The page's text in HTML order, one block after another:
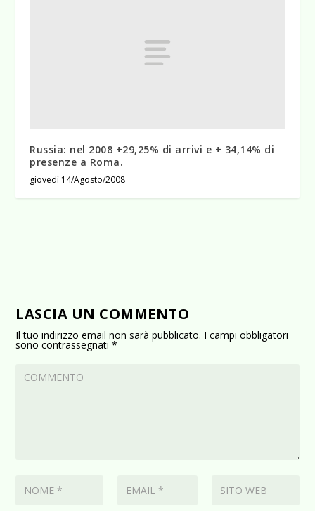
Russia: nel 2008 +29,25% di arrivi e + 34,14% di
presenze a Roma.
giovedì 14/Agosto/2008
LASCIA UN COMMENTO
Il tuo indirizzo email non sarà pubblicato. I campi obbligatori
sono contrassegnati*